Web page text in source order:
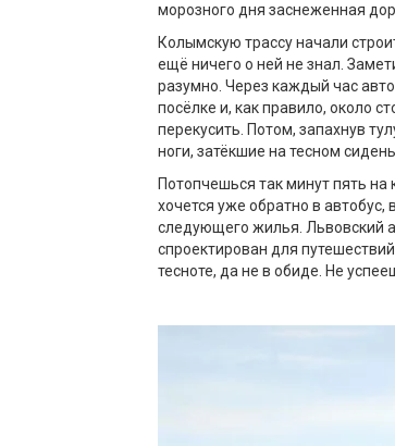
морозного дня заснеженная
Колымскую трассу начали
ещё ничего о ней не знал.
разумно. Через каждый час
посёлке и, как правило, около
перекусить. Потом, запахнув
ноги, затёкшие на тесном
Потопчешься так минут пять
хочется уже обратно в
следующего жилья. Львовский
спроектирован для
тесноте, да не в обиде. Не